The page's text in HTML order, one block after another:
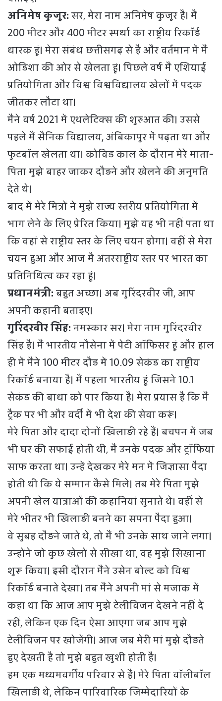
अनिमेष कुजूर:सर, मेरा नाम अनिमेष कुजूर है। मैं
200 मीटर और 400 मीटर स्पर्धा का राष्ट्रीय रिकॉर्ड
धारक हूं। मेरा संबंध छत्तीसगढ़ से है और वर्तमान में मैं
ओडिशा की ओर से खेलता हूं। पिछले वर्ष मैं एशियाई
प्रतियोगिता और विश्व विश्वविद्यालय खेलों में पदक
जीतकर लौटा था।
मैंने वर्ष 2021 में एथलेटिक्स की शुरुआत की। उससे
पहले मैं सैनिक विद्यालय, अंबिकापुर में पढ़ता था और
फुटबॉल खेलता था। कोविड काल के दौरान मेरे माता-
पिता मुझे बाहर जाकर दौड़ने और खेलने की अनुमति
देते थे।
बाद में मेरे मित्रों ने मुझे राज्य स्तरीय प्रतियोगिता में
भाग लेने के लिए प्रेरित किया। मुझे यह भी नहीं पता था
कि वहां से राष्ट्रीय स्तर के लिए चयन होगा। वहीं से मेरा
चयन हुआ और आज मैं अंतरराष्ट्रीय स्तर पर भारत का
प्रतिनिधित्व कर रहा हूं।
प्रधानमंत्री:बहुत अच्छा। अब गुरिंदरवीर जी, आप
अपनी कहानी बताइए।
गुरिंदरवीर सिंह:नमस्कार सर। मेरा नाम गुरिंदरवीर
सिंह है। मैं भारतीय नौसेना में पेटी ऑफिसर हूं और हाल
ही में मैंने 100 मीटर दौड़ में 10.09 सेकंड का राष्ट्रीय
रिकॉर्ड बनाया है। मैं पहला भारतीय हूं जिसने 10.1
सेकंड की बाधा को पार किया है। मेरा प्रयास है कि मैं
ट्रैक पर भी और वर्दी में भी देश की सेवा करूं।
मेरे पिता और दादा दोनों खिलाड़ी रहे हैं। बचपन में जब
भी घर की सफाई होती थी, मैं उनके पदक और ट्रॉफियां
साफ करता था। उन्हें देखकर मेरे मन में जिज्ञासा पैदा
होती थी कि ये सम्मान कैसे मिले। तब मेरे पिता मुझे
अपनी खेल यात्राओं की कहानियां सुनाते थे। वहीं से
मेरे भीतर भी खिलाड़ी बनने का सपना पैदा हुआ।
वे सुबह दौड़ने जाते थे, तो मैं भी उनके साथ जाने लगा।
उन्होंने जो कुछ खेलों से सीखा था, वह मुझे सिखाना
शुरू किया। इसी दौरान मैंने उसेन बोल्ट को विश्व
रिकॉर्ड बनाते देखा। तब मैंने अपनी मां से मजाक में
कहा था कि आज आप मुझे टेलीविजन देखने नहीं दे
रहीं, लेकिन एक दिन ऐसा आएगा जब आप मुझे
टेलीविजन पर खोजेंगी। आज जब मेरी मां मुझे दौड़ते
हुए देखती हैं तो मुझे बहुत खुशी होती है।
हम एक मध्यमवर्गीय परिवार से हैं। मेरे पिता वॉलीबॉल
खिलाड़ी थे, लेकिन पारिवारिक जिम्मेदारियों के